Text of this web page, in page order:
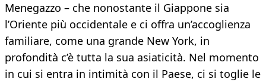
Menegazzo – che nonostante il Giappone sia
l’Oriente più occidentale e ci offra un’accoglienza
familiare, come una grande New York, in
profondità c’è tutta la sua asiaticità. Nel momento
in cui si entra in intimità con il Paese, ci si toglie le